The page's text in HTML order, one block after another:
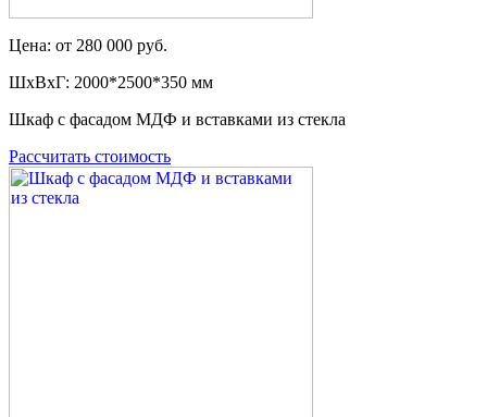
Цена: от 280 000 руб.
ШxВxГ: 2000*2500*350 мм
Шкаф с фасадом МДФ и вставками из стекла
Рассчитать стоимость